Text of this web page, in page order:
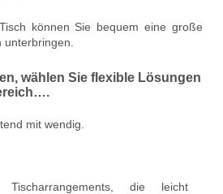
können Sie bequem eine große
unterbringen.
wählen Sie flexible Lösungen
mit wendig.
Tischarrangements, die leicht